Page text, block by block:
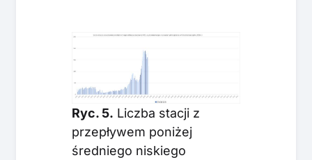
Ryc. 5. Liczba stacji z
przepływem poniżej
średniego niskiego